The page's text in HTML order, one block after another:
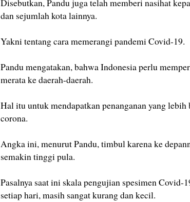
Disebutkan, Pandu juga telah memberi nasihat
dan sejumlah kota lainnya.
Yakni tentang cara memerangi pandemi Covid-19.
Pandu mengatakan, bahwa Indonesia perlu
merata ke daerah-daerah.
Hal itu untuk mendapatkan penanganan yang lebih
corona.
Angka ini, menurut Pandu, timbul karena ke
semakin tinggi pula.
Pasalnya saat ini skala pengujian spesimen Covid-
setiap hari, masih sangat kurang dan kecil.